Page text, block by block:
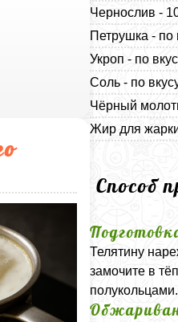
Чернослив -
Петрушка - по
Укроп - по
Соль - по
Чёрный
Жир для
Способ
Телятину
замочите в